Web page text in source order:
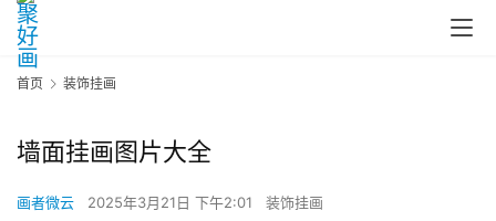
首页 装饰挂画
墙面挂画图片大全
画者微云 2025年3月21日 下午2:01 装饰挂画